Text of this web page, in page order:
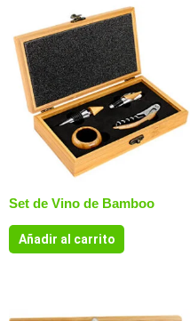
Set de Vino de Bamboo
Añadir al carrito